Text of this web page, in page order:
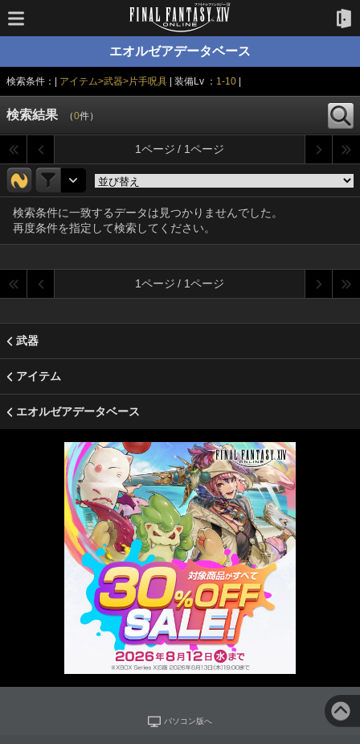
エオルゼアデータベース
検索条件：| アイテム>武器>片手呪具 | 装備Lv ： 1-10|
検索結果 （0件）
1ページ / 1ページ
検索条件に一致するデータは見つかりませんでした。
再度条件を指定して検索してください。
1ページ / 1ページ
武器
アイテム
エオルゼアデータベース
パソコン版へ